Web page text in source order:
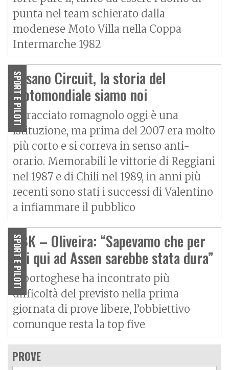
punta nel team schierato dalla
modenese Moto Villa nella Coppa
Intermarche 1982
SPORT E PILOTI
Misano Circuit, la storia del
motomondiale siamo noi
Il tracciato romagnolo oggi è una
istituzione, ma prima del 2007 era molto
più corto e si correva in senso anti-
orario. Memorabili le vittorie di Reggiani
nel 1987 e di Chili nel 1989, in anni più
recenti sono stati i successi di Valentino
a infiammare il pubblico
SPORT E PILOTI
SBK – Oliveira: “Sapevamo che per
noi qui ad Assen sarebbe stata dura”
Il portoghese ha incontrato più
difficoltà del previsto nella prima
giornata di prove libere, l’obbiettivo
comunque resta la top five
PROVE